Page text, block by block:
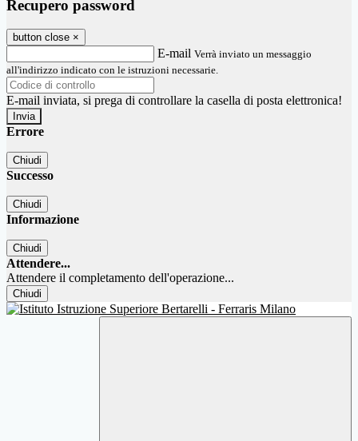
Recupero password
button close ×
E-mail Verrà inviato un messaggio
all'indirizzo indicato con le istruzioni necessarie.
E-mail inviata, si prega di controllare la casella di posta elettronica!
Errore
Chiudi
Successo
Chiudi
Informazione
Chiudi
Attendere...
Attendere il completamento dell'operazione...
Chiudi